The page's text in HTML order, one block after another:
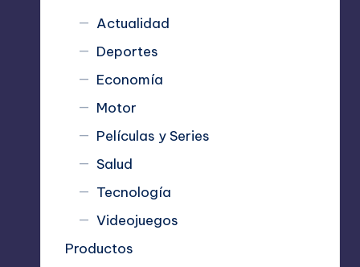
Actualidad
Deportes
Economía
Motor
Películas y Series
Salud
Tecnología
Videojuegos
Productos